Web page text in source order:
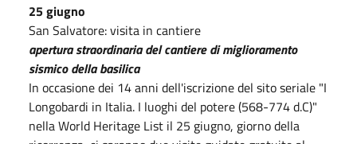
25 giugno
San Salvatore: visita in cantiere
apertura straordinaria del cantiere di miglioramento
sismico della basilica
In occasione dei 14 anni dell'iscrizione del sito seriale "I
Longobardi in Italia. I luoghi del potere (568-774 d.C)"
nella World Heritage List il 25 giugno, giorno della